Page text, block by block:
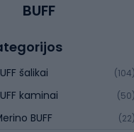
BUFF
šalikai (104)
kaminai (50)
BUFF (22)